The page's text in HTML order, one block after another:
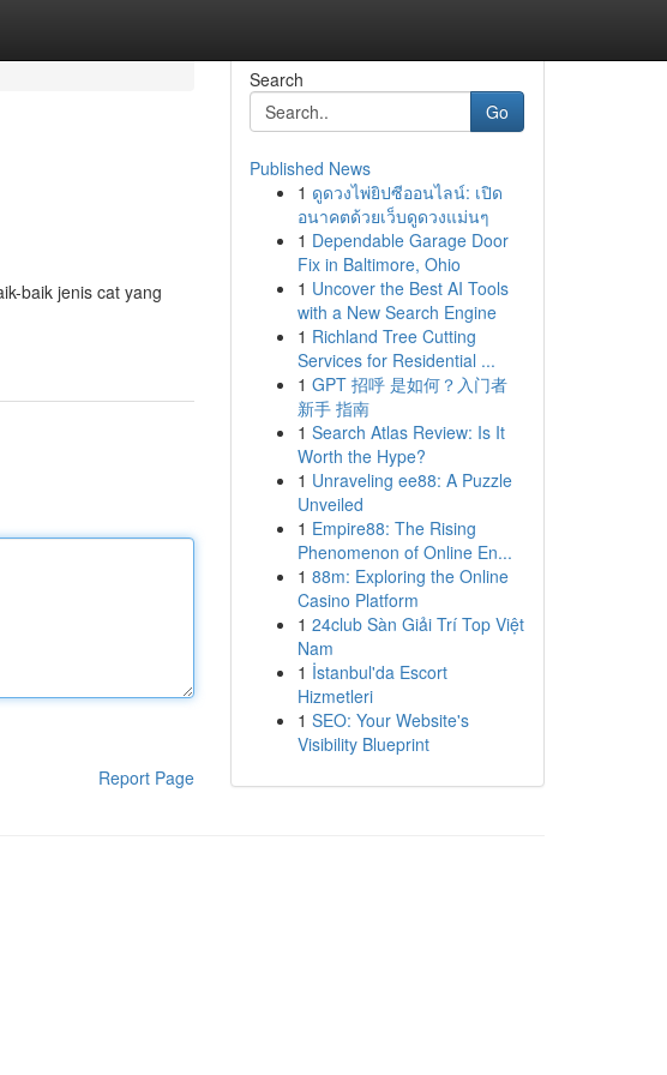
baik jenis cat yang
Report Page
Search
Go
Published News
1 ดูดวงไพ่ยิปซีออนไลน์: เปิด
อนาคตด้วยเว็บดูดวงแม่นๆ
1 Dependable Garage Door
Fix in Baltimore, Ohio
1 Uncover the Best AI Tools
with a New Search Engine
1 Richland Tree Cutting
Services for Residential ...
1 GPT 招呼 是如何？入门者
新手 指南
1 Search Atlas Review: Is It
Worth the Hype?
1 Unraveling ee88: A Puzzle
Unveiled
1 Empire88: The Rising
Phenomenon of Online En...
1 88m: Exploring the Online
Casino Platform
1 24club Sàn Giải Trí Top Việt
Nam
1 İstanbul'da Escort
Hizmetleri
1 SEO: Your Website's
Visibility Blueprint